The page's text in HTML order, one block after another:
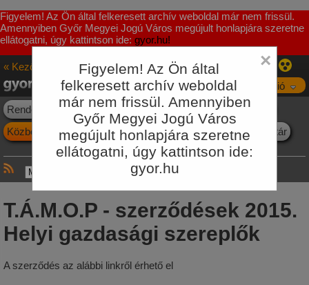
×
Figyelem! Az Ön által
felkeresett archív weboldal
már nem frissül. Amennyiben
Győr Megyei Jogú Város
megújult honlapjára szeretne
ellátogatni, úgy kattintson ide:
gyor.hu
Figyelem! Az Ön által felkeresett archív weboldal már nem frissül.
Amennyiben Győr Megyei Jogú Város megújult honlapjára szeretne
ellátogatni, úgy kattintson ide: gyor.hu!
« Kezőoldal
Innováció
Navigáció
Rendezési Terv
Projektek Fejlesztési programok
Közbeszerzések
Környezetvédelem E-ügyintézés Jogtár
T.Á.M.O.P - szerződések 2015.
Helyi gazdasági szereplők
A szerződés az alábbi linkről érhető el